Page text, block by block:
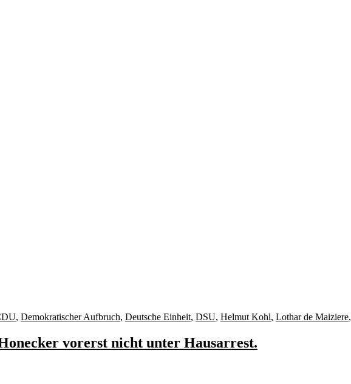
, Demokratischer Aufbruch, Deutsche Einheit, DSU, Helmut Kohl, Lothar de Maiziere,
vorerst nicht unter Hausarrest.